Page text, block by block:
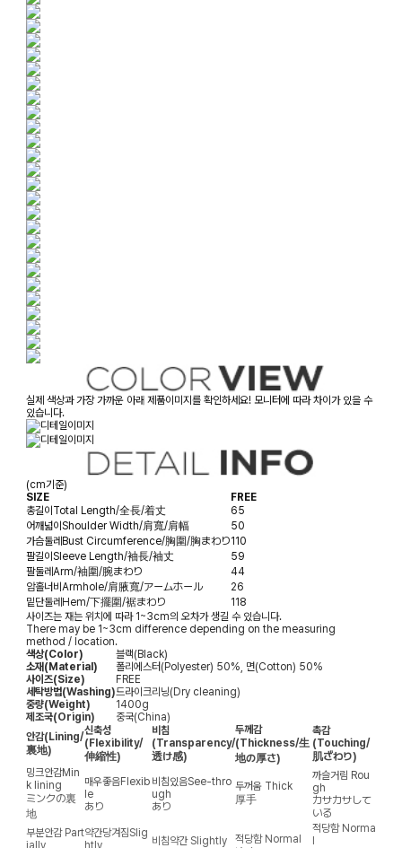
실제 색상과 가장 가까운 아래 제품이미지를 확인하세요! 모니터에 따라 차이가 있을 수
있습니다.
(cm기준)
SIZE
FREE
총길이Total Length/全長/着丈
65
어깨넓이Shoulder Width/肩寬/肩幅
50
가슴둘레Bust Circumference/胸圍/胸まわり110
팔길이Sleeve Length/袖長/袖丈
59
팔둘레Arm/袖圍/腕まわり
44
암홀너비Armhole/肩腋寬/アームホール
26
밑단둘레Hem/下擺圍/裾まわり
118
사이즈는 재는 위치에 따라 1~3cm의 오차가 생길 수 있습니다.
There may be 1~3cm difference depending on the measuring
method / location.
색상(Color)
블랙(Black)
소재(Material)
폴리에스터(Polyester) 50%, 면(Cotton) 50%
사이즈(Size)
FREE
세탁방법(Washing)드라이크리닝(Dry cleaning)
중량(Weight)
1400g
제조국(Origin)
중국(China)
안감(Lining/
裏地)
신축성
(Flexibility/
伸縮性)
비침
(Transparency/
透け感)
두께감
(Thickness/生
地の厚さ)
촉감
(Touching/
肌ざわり)
밍크안감Min
k lining
ミンクの裏
地
매우좋음Flexib
le
あり
비침있음See-thro
ugh
あり
두꺼움 Thick
厚手
까슬거림 Rou
gh
カサカサして
いる
부분안감 Part
ially
약간당겨짐Slig
htly
비침약간 Slightly
적당함 Normal
적당함 Norma
l